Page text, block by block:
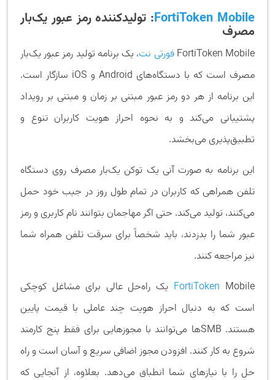
FortiToken Mobile: تولیدکننده رمز عبور یک‌بار
مصرف
FortiToken Mobile فورتی نت، یک برنامه تولید رمز عبور یک‌بار
مصرف است که با دستگاه‌های Android و iOS سازگار است.
این برنامه از هر دو رمز عبور مبتنی بر زمان و مبتنی بر رویداد
پشتیبانی می­‌کند و به نحوه احراز هویت کاربران تنوع و
تطبیق‌پذیری می‌بخشد.
این برنامه به‎ صورت آنی یک توکن یک‌بار مصرف روی دستگاه
تلفن همراهی که کاربران در تمام طول روز در جیب خود حمل
می‌کنند، تولید می‌کند. حتی اگر مهاجمان بتوانند نام کاربری و رمز
عبور شما را بدزدند، باید شخصاً برای سرقت تلفن همراه شما
نیز مراجعه کنند.
FortiToken Mobile یک راه‌حل عالی برای مشاغل کوچکی
است که به دنبال احراز هویت چند عاملی با قیمت پایین
هستند. SMBها می‌توانند با مجوزهایی برای فقط پنج کارمند
شروع به کار کنند. افزودن مجوز اضافی سریع و آسان است و راه
­حل را با نیازهای شما انطباق می­‌دهد. بعلاوه، از آنجایی‌ که